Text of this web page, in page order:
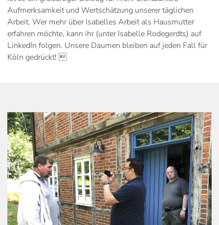
Aufmerksamkeit und Wertschätzung unserer täglichen
Arbeit. Wer mehr über Isabelles Arbeit als Hausmutter
erfahren möchte, kann ihr (unter Isabelle Rodegerdts) auf
LinkedIn folgen. Unsere Daumen bleiben auf jeden Fall für
Köln gedrückt! 